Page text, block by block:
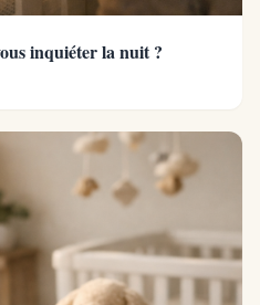
inquiéter la nuit ?